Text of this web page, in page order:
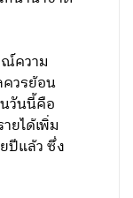
ความ
วรย้อน
วันนี้คือ
ยได้เพิ่ม
ปีแล้ว ซึ่ง